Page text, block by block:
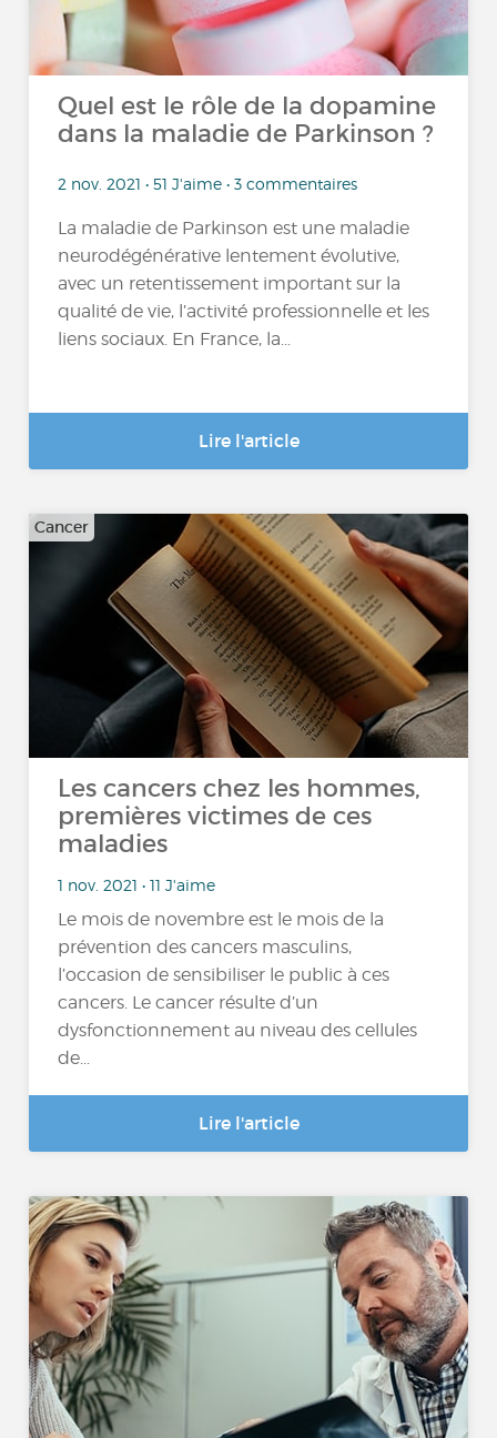
Quel est le rôle de la dopamine
dans la maladie de Parkinson ?
2 nov. 2021 • 51 J'aime • 3 commentaires
La maladie de Parkinson est une maladie
neurodégénérative lentement évolutive,
avec un retentissement important sur la
qualité de vie, l’activité professionnelle et les
liens sociaux. En France, la...
Lire l'article
Cancer
Les cancers chez les hommes,
premières victimes de ces
maladies
1 nov. 2021 • 11 J'aime
Le mois de novembre est le mois de la
prévention des cancers masculins,
l’occasion de sensibiliser le public à ces
cancers. Le cancer résulte d’un
dysfonctionnement au niveau des cellules
de...
Lire l'article